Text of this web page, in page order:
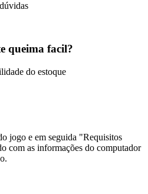
queima facil?
do estoque
jogo e em seguida "Requisitos
com as informações do computador